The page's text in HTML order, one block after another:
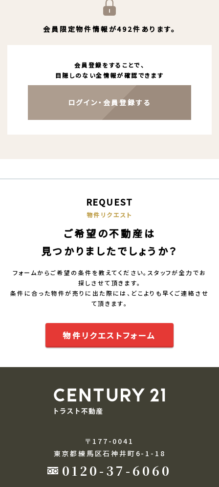
会員限定物件情報が492件あります。
会員登録をすることで、
目隠しのない全情報が確認できます
ログイン・会員登録する
REQUEST
物件リクエスト
ご希望の不動産は
見つかりましたでしょうか？
フォームからご希望の条件を教えてください。スタッフが全力でお
探しさせて頂きます。
条件に合った物件が売りに出た際には、どこよりも早くご連絡させ
て頂きます。
物件リクエストフォーム
〒177-0041
東京都練馬区石神井町6-1-18
0120-37-6060